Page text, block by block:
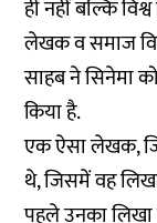
ही नहीं बल्कि
लेखक व समाज
साहब ने सिनेमा
किया है.
एक ऐसा लेखक,
थे, जिसमें वह
पहले उनका